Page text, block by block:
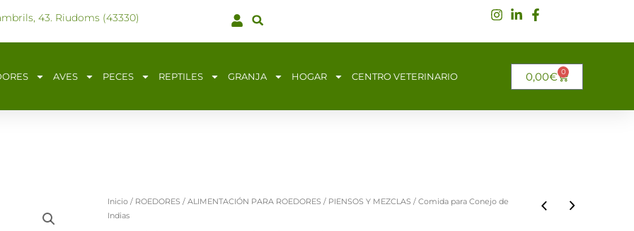
43. Riudoms (43330)
AVES PECES REPTILES GRANJA HOGAR CENTRO VETERINARIO 0,00€ 0
CARRITO
Inicio/ ROEDORES / ALIMENTACIÓN PARA ROEDORES / PIENSOS Y MEZCLAS / Comida para Conejo de
Indias
Rango
Comida